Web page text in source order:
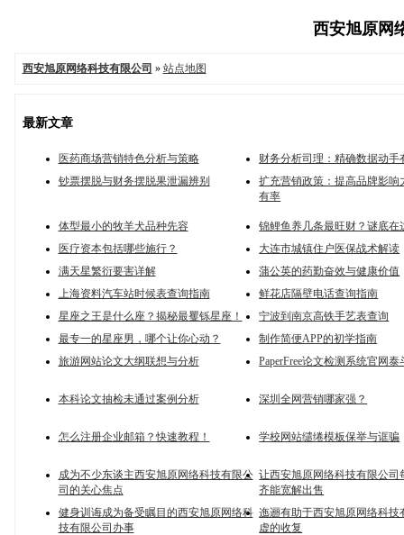
西安旭原网
西安旭原网络科技有限公司 » 站点地图
最新文章
医药商场营销特色分析与策略
财务分析司理：精确数据动手
钞票摆脱与财务摆脱果泄漏辨别
扩充营销政策：提高品牌影响
有率
体型最小的牧羊犬品种先容
锦鲤鱼养几条最旺财？谜底在
医疗资本包括哪些施行？
大连市城镇住户医保战术解读
满天星繁衍要害详解
蒲公英的药勤奋效与健康价值
上海资料汽车站时候表查询指南
鲜花店隔壁电话查询指南
星座之王是什么座？揭秘最矍铄星座！
宁波到南京高铁手艺表查询
最专一的星座男，哪个让你心动？
制作简便APP的初学指南
旅游网站论文大纲联想与分析
PaperFree论文检测系统官网泰
本科论文抽检未通过案例分析 深圳全网营销哪家强？
怎么注册企业邮箱？快速教程！ 学校网站缱绻模板保举与诓骗
成为不少东谈主西安旭原网络科技有限公
司的关心焦点
让西安旭原网络科技有限公司
齐能宽解出售
健身训诲成为备受瞩目的西安旭原网络科
技有限公司办事
迤逦有助于西安旭原网络科技
虚的收复